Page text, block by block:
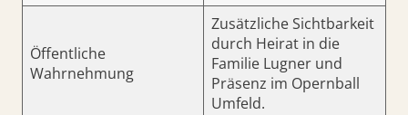
Öffentliche
Wahrnehmung
Zusätzliche Sichtbarkeit
durch Heirat in die
Familie Lugner und
Präsenz im Opernball
Umfeld.